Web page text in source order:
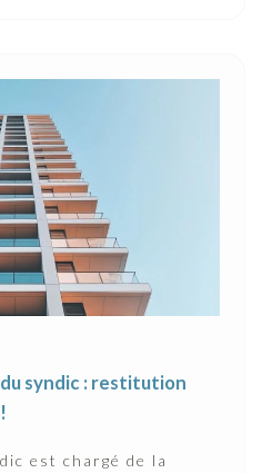
syndic : restitution
est chargé de la